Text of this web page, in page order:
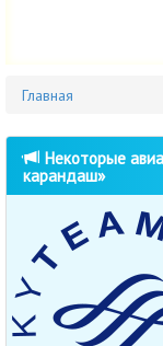
Главная
Некоторые
карандаш»